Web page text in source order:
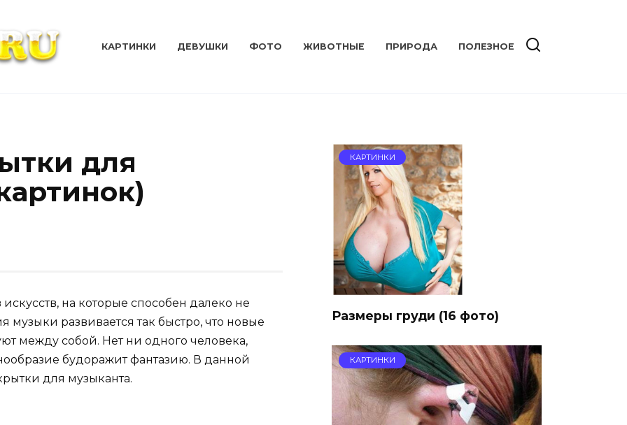
КАРТИНКИ ДЕВУШКИ ФОТО ЖИВОТНЫЕ ПРИРОДА ПОЛЕЗНОЕ
для
на которые способен далеко не
развивается так быстро, что новые
между собой. Нет ни одного человека,
будоражит фантазию. В данной
для музыканта.
КАРТИНКИ
Размеры груди (16 фото)
КАРТИНКИ